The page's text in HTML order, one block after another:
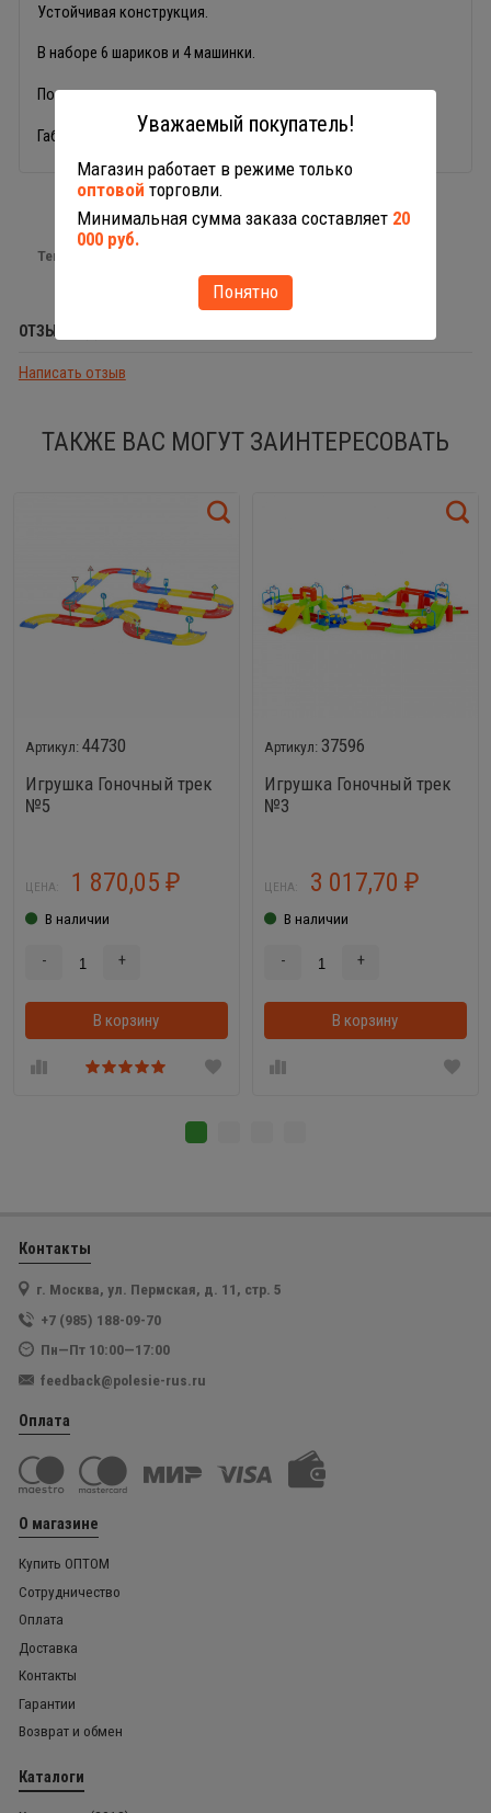
Устойчивая конструкция.
В наборе 6 шариков и 4 машинки.
По горке можно пускать воду.
Габариты в собранном виде 1650х960х545 мм
Теги:
ОТЗЫВЫ (0)
Написать отзыв
ТАКЖЕ ВАС МОГУТ ЗАИНТЕРЕСОВАТЬ
44730
Игрушка Гоночный трек
№5
ЦЕНА: 1 870,05 ₽
В наличии
- +
В корзину В корзинке
37596
Игрушка Гоночный трек
№3
ЦЕНА: 3 017,70 ₽
В наличии
- +
В корзину
Контакты
г. Москва, ул. Пермская, д. 11, стр. 5
+7 (985) 188-09-70
Пн—Пт 10:00—17:00
feedback@polesie-rus.ru
Оплата
О магазине
Купить ОПТОМ
Сотрудничество
Оплата
Доставка
Контакты
Гарантии
Возврат и обмен
Каталоги
Уважаемый покупатель!
Магазин работает в режиме только
оптовой торговли.
Минимальная сумма заказа составляет 20
000 руб.
Понятно